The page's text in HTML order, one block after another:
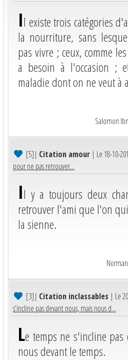
Il existe trois catégories
la nourriture, sans
pas vivre ; ceux, comme
a besoin à l'occasion ;
maladie dont on ne veut à
Salomon
[5]| Citation amour | Le 18-10-
pour ne pas retrouver...
Il y a toujours deux
retrouver l'ami que l'on
la sienne.
[3]| Citation inclassables | Le
s'incline pas devant nous, mais nous d...
Le temps ne s'incline pas
nous devant le temps.